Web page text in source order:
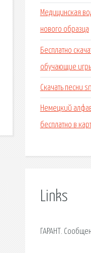
Медицинская
нового образца
Бесплатно
обучающие
Скачать песни
Немецкий
бесплатно в
Links
ГАРАНТ.